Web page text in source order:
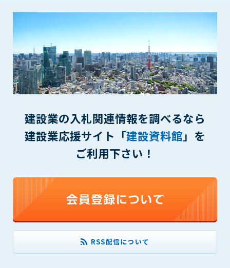
建設業の入札関連情報を調べるなら
建設業応援サイト「建設資料館」を
ご利用下さい！
RSS配信について
(4) 有害なコンピュータプログラム等を送信又は書き込む行為
(5) 第三者に不利益を与える行為
(6) 管理者が承認していない営利を目的とした行為
(7) 公序良俗に反する行為
(8) 犯罪的行為に結びつく行為
(9) その他、法律に反する行為
(10) 建設資料館から知り得た情報及びダウンロードした情報
に第三者に提供すること
第7条（登録内容の削除）
管理者は、会員が登録した内容が以下に該当する、またはその
恐れのあるものは、会員の承諾なく削除できるものとします。
と管理者が、判断した場合
(2) 建設資料館の運営および保守管理上、必要と判断した場合
(3) 広告掲載料金の支払が遅延した場合
(4) その他、管理者が不適当と判断した場合
第8条（サービスの変更・中止等）